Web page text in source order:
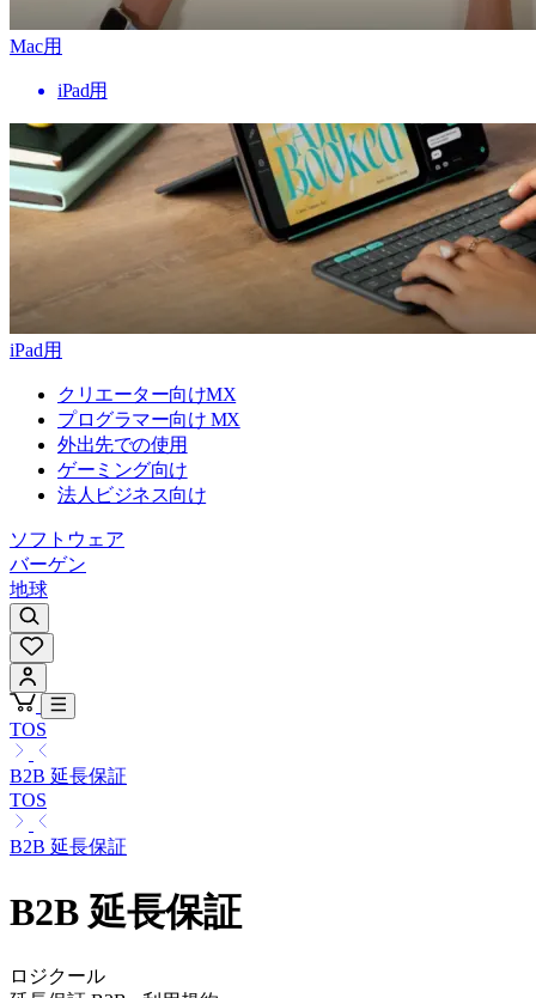
Mac用
iPad用
iPad用
クリエーター向けMX
プログラマー向け MX
外出先での使用
ゲーミング向け
法人ビジネス向け
ソフトウェア
バーゲン
地球
TOS
B2B 延長保証
TOS
B2B 延長保証
B2B 延長保証
ロジクール